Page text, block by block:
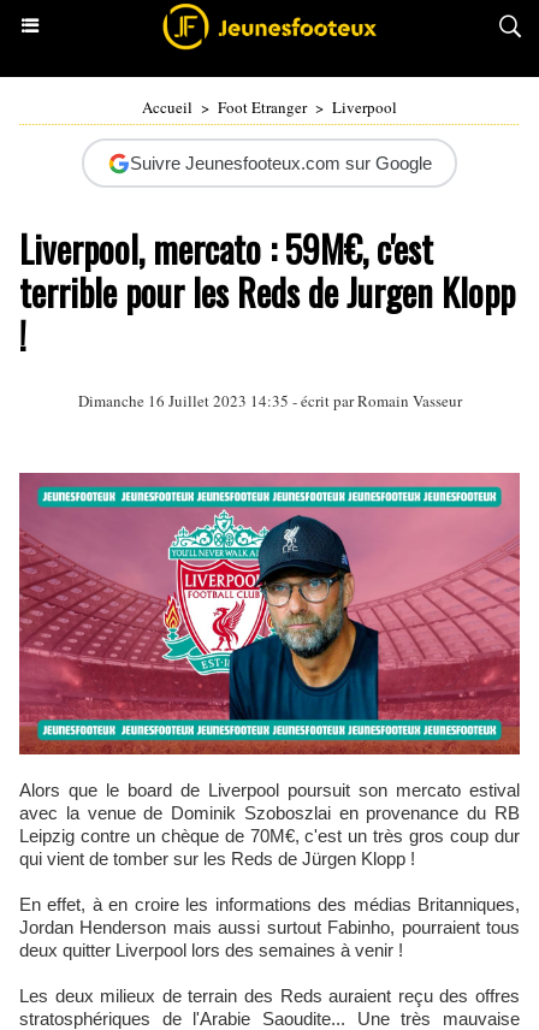
Accueil > Foot Etranger > Liverpool
Suivre Jeunesfooteux.com sur Google
Liverpool, mercato : 59M€, c'est
terrible pour les Reds de Jurgen Klopp
!
Dimanche 16 Juillet 2023 14:35 - écrit parRomain Vasseur
Alors que le board de Liverpool poursuit son mercato estival
avec la venue de Dominik Szoboszlai en provenance du RB
Leipzig contre un chèque de 70M€, c'est un très gros coup dur
qui vient de tomber sur les Reds de Jürgen Klopp !
En effet, à en croire les informations des médias Britanniques,
Jordan Henderson mais aussi surtout Fabinho, pourraient tous
deux quitter Liverpool lors des semaines à venir !
Les deux milieux de terrain des Reds auraient reçu des offres
stratosphériques de l'Arabie Saoudite... Une très mauvaise